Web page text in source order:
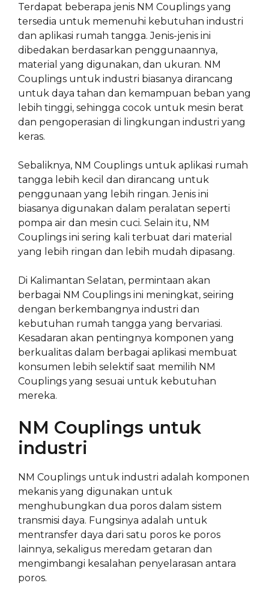
Terdapat beberapa jenis NM Couplings yang
tersedia untuk memenuhi kebutuhan industri
dan aplikasi rumah tangga. Jenis-jenis ini
dibedakan berdasarkan penggunaannya,
material yang digunakan, dan ukuran. NM
Couplings untuk industri biasanya dirancang
untuk daya tahan dan kemampuan beban yang
lebih tinggi, sehingga cocok untuk mesin berat
dan pengoperasian di lingkungan industri yang
keras.
Sebaliknya, NM Couplings untuk aplikasi rumah
tangga lebih kecil dan dirancang untuk
penggunaan yang lebih ringan. Jenis ini
biasanya digunakan dalam peralatan seperti
pompa air dan mesin cuci. Selain itu, NM
Couplings ini sering kali terbuat dari material
yang lebih ringan dan lebih mudah dipasang.
Di Kalimantan Selatan, permintaan akan
berbagai NM Couplings ini meningkat, seiring
dengan berkembangnya industri dan
kebutuhan rumah tangga yang bervariasi.
Kesadaran akan pentingnya komponen yang
berkualitas dalam berbagai aplikasi membuat
konsumen lebih selektif saat memilih NM
Couplings yang sesuai untuk kebutuhan
mereka.
NM Couplings untuk
industri
NM Couplings untuk industri adalah komponen
mekanis yang digunakan untuk
menghubungkan dua poros dalam sistem
transmisi daya. Fungsinya adalah untuk
mentransfer daya dari satu poros ke poros
lainnya, sekaligus meredam getaran dan
mengimbangi kesalahan penyelarasan antara
poros.